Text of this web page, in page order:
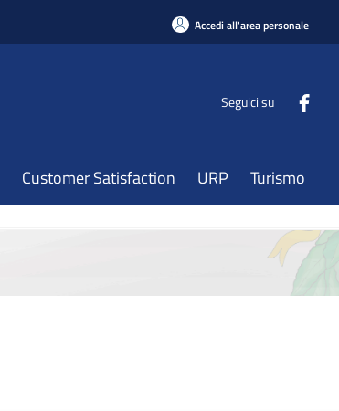
Accedi all'area personale
Seguici su
Customer Satisfaction URP Turismo